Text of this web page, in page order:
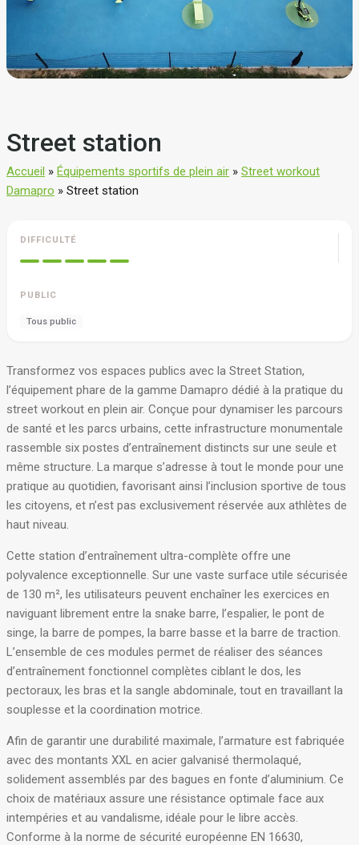
Street station
Accueil » Équipements sportifs de plein air » Street workout
Damapro » Street station
DIFFICULTÉ
PUBLIC
Tous public
Transformez vos espaces publics avec la Street Station,
l’équipement phare de la gamme Damapro dédié à la pratique du
street workout en plein air. Conçue pour dynamiser les parcours
de santé et les parcs urbains, cette infrastructure monumentale
rassemble six postes d’entraînement distincts sur une seule et
même structure . La marque s’adresse à tout le monde pour une
pratique au quotidien, favorisant ainsi l’inclusion sportive de tous
les citoyens, et n’est pas exclusivement réservée aux athlètes de
haut niveau.
Cette station d’entraînement ultra-complète offre une
polyvalence exceptionnelle. Sur une vaste surface utile sécurisée
de 130 m², les utilisateurs peuvent enchaîner les exercices en
naviguant librement entre la snake barre, l’espalier, le pont de
singe, la barre de pompes, la barre basse et la barre de traction
L’ensemble de ces modules permet de réaliser des séances
d’entraînement fonctionnel complètes ciblant le dos, les
pectoraux, les bras et la sangle abdominale, tout en travaillant la
souplesse et la coordination motrice
Afin de garantir une durabilité maximale, l’armature est fabriquée
avec des montants XXL en acier galvanisé thermolaqué,
solidement assemblés par des bagues en fonte d’aluminium . Ce
choix de matériaux assure une résistance optimale face aux
intempéries et au vandalisme, idéale pour le libre accès
Conforme à la norme de sécurité européenne EN 16630,